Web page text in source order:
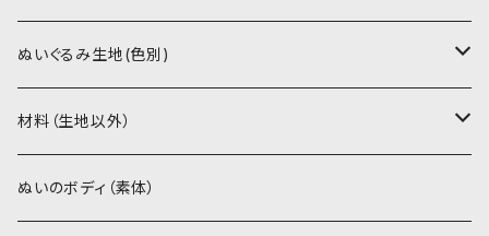
PDFデータ（ダウンロード）
ソフトボア（短毛）
ソフトボア（5mm）
ぬいトリコット
ぬいぐるみ生地(色別)
ソフトボア
スキンカラー系
ぬいトリコット
材料（生地以外）
アイロン接着シート
ぬいのボディ（素体）